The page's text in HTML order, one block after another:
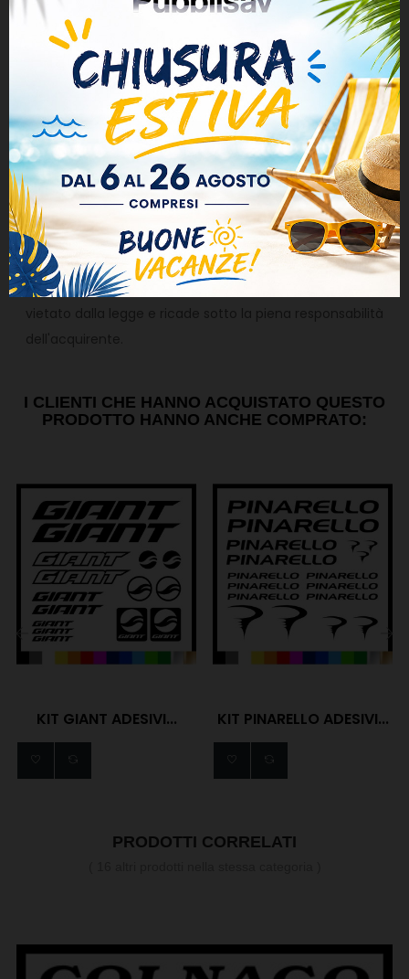
inserirela nella buchetta delle lettere.Pubblisav.it non
si assume alcuna responsabilità di ritardi,
mancate consegne o piegature da parte di Poste
Italiane, chiunque scegliesse questa spedizione è
consapevole di quanto appena descritto.
ATTENZIONEL'oggetto di questa vendita è un ricambio
non originale destinato ad uso privato per fini
ornamentali o decorativi. Loghi e Marchi appartengono
ai rispettivi proprietari ai sensi dell'Art. 21, comma (1),
lettera (c) del D.Lgs. n.30 del 10 Febbraio2005 (Codice
della proprietà industriale). Qualsiasi uso difforme è
I CLIENTI CHE HANNO ACQUISTATO QUESTO
PRODOTTO HANNO ANCHE COMPRATO:
KIT GIANT ADESIVI... KIT PINARELLO ADESIVI...
‹
PRODOTTI CORRELATI